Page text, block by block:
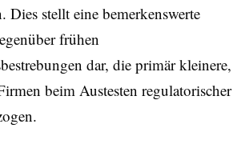
Dies stellt eine bemerkenswerte
frühen
dar, die primär kleinere,
beim Austesten regulatorischer